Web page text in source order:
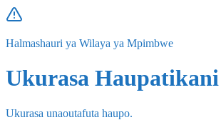
Halmashauri ya Wilaya ya Mpimbwe
Ukurasa Haupatikani
Ukurasa unaoutafuta haupo.